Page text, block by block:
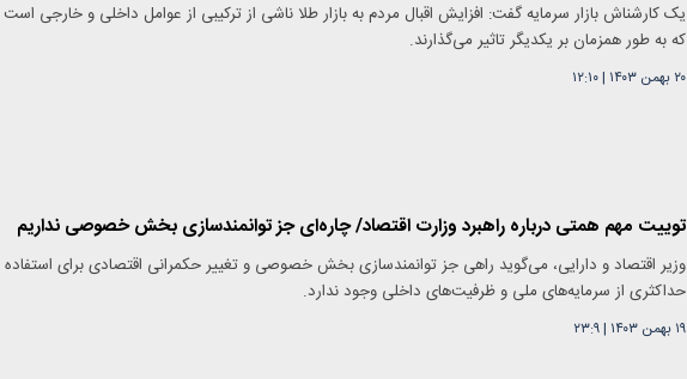
یک کارشناش بازار سرمایه گفت: افزایش اقبال مردم به بازار طلا ناشی از ترکیبی از عوامل داخلی و خارجی است
که به طور همزمان بر یکدیگر تاثیر می‌گذارند.
۲۰ بهمن ۱۴۰۳ |۱۲:۱۰
توییت مهم همتی درباره راهبرد وزارت اقتصاد/ چاره‌ای جز توانمندسازی بخش خصوصی نداریم
وزیر اقتصاد و دارایی، می‌گوید راهی جز توانمندسازی بخش خصوصی و تغییر حکمرانی اقتصادی برای استفاده
حداکثری از سرمایه‌های ملی و ظرفیت‌های داخلی وجود ندارد.
۱۹ بهمن ۱۴۰۳ |۲۳:۹